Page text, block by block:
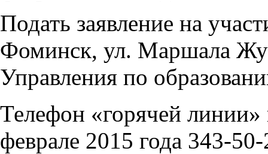
Подать заявление на
Фоминск, ул. Маршала
Управления по
Телефон «горячей
феврале 2015 года 343-